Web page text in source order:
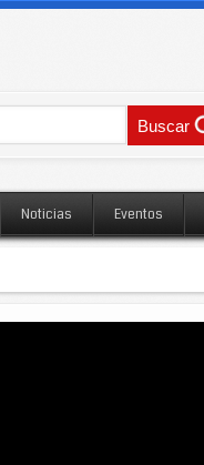
Noticias Eventos